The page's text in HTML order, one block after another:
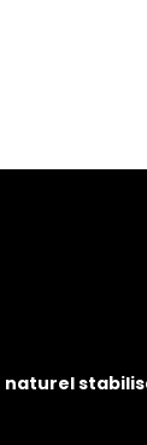
naturel